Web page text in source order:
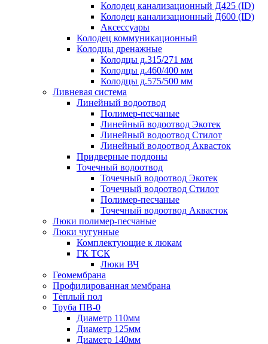
Колодец канализационный Д425 (ID)
Колодец канализационный Д600 (ID)
Аксессуары
Колодец коммуникационный
Колодцы дренажные
Колодцы д.315/271 мм
Колодцы д.460/400 мм
Колодцы д.575/500 мм
Ливневая система
Линейный водоотвод
Полимер-песчаные
Линейный водоотвод Экотек
Линейный водоотвод Стилот
Линейный водоотвод Аквасток
Придверные поддоны
Точечный водоотвод
Точечный водоотвод Экотек
Точечный водоотвод Стилот
Полимер-песчаные
Точечный водоотвод Аквасток
Люки полимер-песчаные
Люки чугунные
Комплектующие к люкам
ГК ТСК
Люки ВЧ
Геомембрана
Профилированная мембрана
Тёплый пол
Труба ПВ-0
Диаметр 110мм
Диаметр 125мм
Диаметр 140мм